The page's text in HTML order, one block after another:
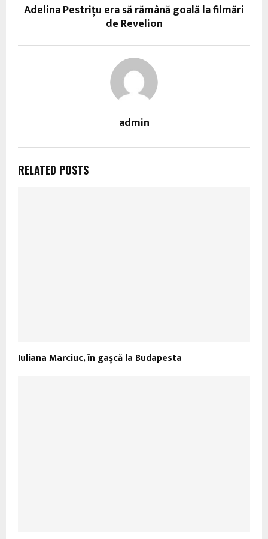
Adelina Pestriţu era să rămână goală la filmări
de Revelion
admin
RELATED POSTS
Iuliana Marciuc, în gașcă la Budapesta